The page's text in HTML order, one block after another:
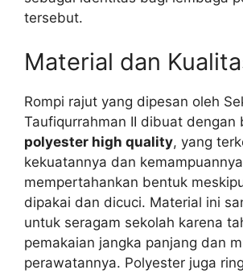
tersebut.
Material dan
Rompi rajut yang dipesan oleh
Taufiqurrahman II dibuat dengan
polyester high quality, yang
kekuatannya dan
mempertahankan bentuk
dipakai dan dicuci. Material ini
untuk seragam sekolah karena
pemakaian jangka panjang dan
perawatannya. Polyester juga